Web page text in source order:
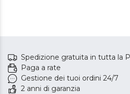
Spedizione gratuita in tutta la
Paga a rate
Gestione dei tuoi ordini 24/7
2 anni di garanzia